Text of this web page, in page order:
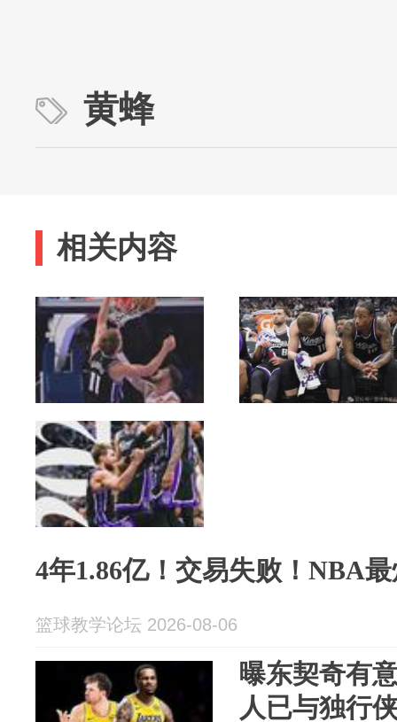
黄蜂
相关内容
4年1.86亿！交易失败！NBA
篮球教学论坛 2026-08-06
曝东契奇有
人已与独行